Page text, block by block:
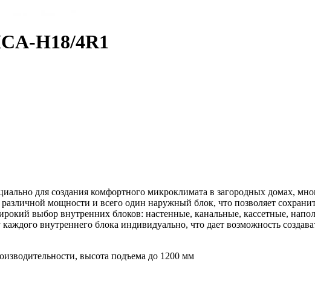
H18/4R1
для создания комфортного микроклимата в загородных домах,
мощности и всего один наружный блок, что позволяет
выбор внутренних блоков: настенные, канальные, кассетные,
каждого внутреннего блока индивидуально, что дает возможность
высота подъема до 1200 мм